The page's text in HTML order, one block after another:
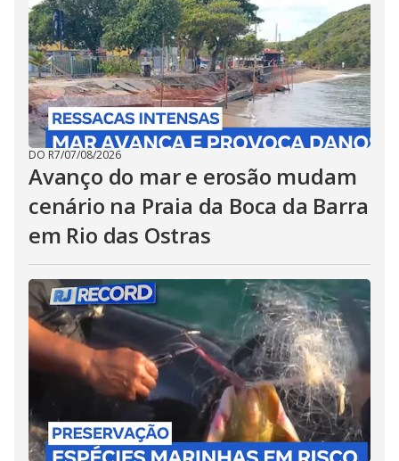
DO R7/07/08/2026
Avanço do mar e erosão mudam
cenário na Praia da Boca da Barra
em Rio das Ostras